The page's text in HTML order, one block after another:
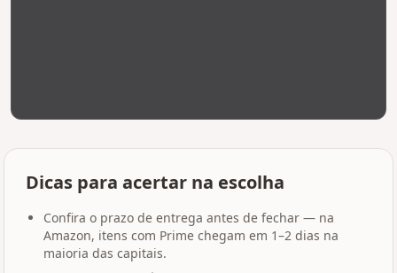
Dicas para acertar na escolha
Confira o prazo de entrega antes de fechar — na
Amazon, itens com Prime chegam em 1–2 dias na
maioria das capitais.